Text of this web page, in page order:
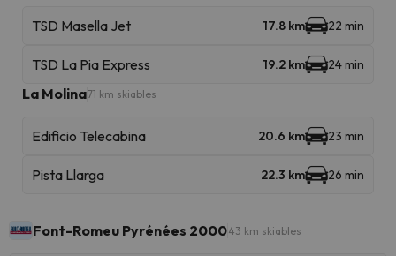
TSD Masella Jet 17.8 km 22 min
TSD La Pia Express 19.2 km 24 min
La Molina71 km skiables
Edificio Telecabina 20.6 km 23 min
Pista Llarga 22.3 km 26 min
Font-Romeu Pyrénées 200043 km skiables